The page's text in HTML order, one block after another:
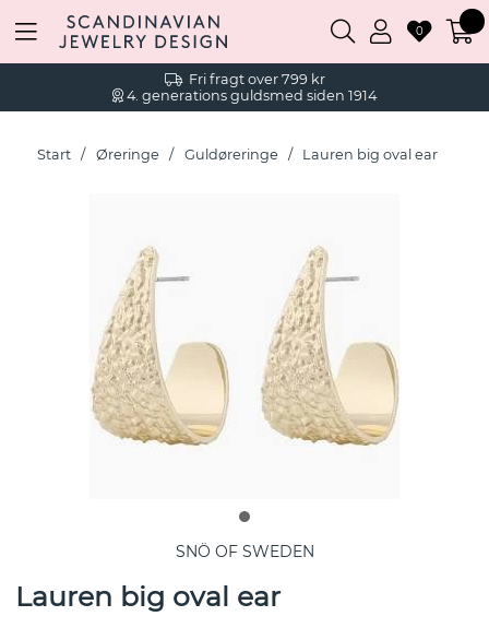
Fri fragt over 799 kr
4. generations guldsmed siden 1914
0
Start Øreringe Guldøreringe Lauren big oval ear
SNÖ OF SWEDEN
Lauren big oval ear